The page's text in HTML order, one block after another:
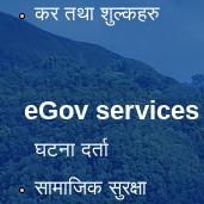
कर तथा शुल्कहरु
eGov services
घटना दर्ता
सामाजिक सुरक्षा